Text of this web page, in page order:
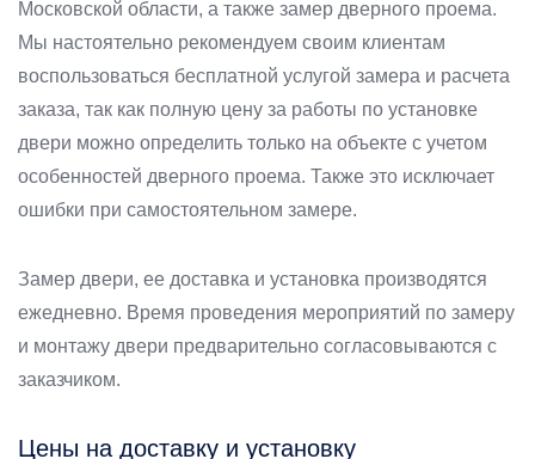
Московской области, а также замер дверного проема.
Мы настоятельно рекомендуем своим клиентам
воспользоваться бесплатной услугой замера и расчета
заказа, так как полную цену за работы по установке
двери можно определить только на объекте с учетом
особенностей дверного проема. Также это исключает
ошибки при самостоятельном замере.
Замер двери, ее доставка и установка производятся
ежедневно. Время проведения мероприятий по замеру
и монтажу двери предварительно согласовываются с
заказчиком.
Цены на доставку и установку